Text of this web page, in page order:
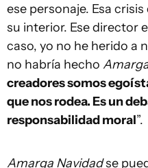
ese personaje. Esa
su interior. Ese director
caso, yo no he herido a
no habría hecho
creadores somos
que nos rodea. Es un
responsabilidad moral”.
Amarga Navidadse